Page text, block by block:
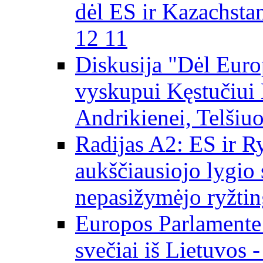
dėl ES ir
12 11
Diskusija "Dėl
vyskupui Kęstučiui
Andrikienei,
Radijas A2: ES ir
aukščiausiojo
nepasižymėjo
Europos
svečiai iš Lietuvos